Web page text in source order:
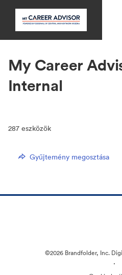
My Career
Internal
287 eszközök
Gyűjtemény megosztása
©2026 Brandfolder, Inc.
·